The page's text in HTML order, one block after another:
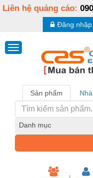
Liên hệ quảng cáo:
Đăng nhập
Sản phẩm
Danh mục